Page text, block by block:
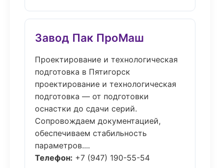
Завод Пак ПроМаш
Проектирование и технологическая
подготовка в Пятигорск
проектирование и технологическая
подготовка — от подготовки
оснастки до сдачи серий.
Сопровождаем документацией,
обеспечиваем стабильность
параметров....
Телефон: +7 (947) 190-55-54